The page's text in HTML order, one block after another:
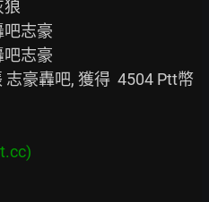
志豪轟吧, 獲得  4504 Ptt幣